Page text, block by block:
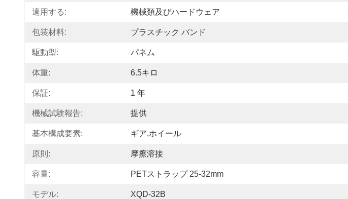
適用する: 機械類及びハードウェア
包装材料: プラスチック バンド
駆動型: パネム
体重: 6.5キロ
保証: 1 年
機械試験報告: 提供
基本構成要素: ギア,ホイール
原則: 摩擦溶接
容量: PETストラップ 25-32mm
モデル: XQD-32B